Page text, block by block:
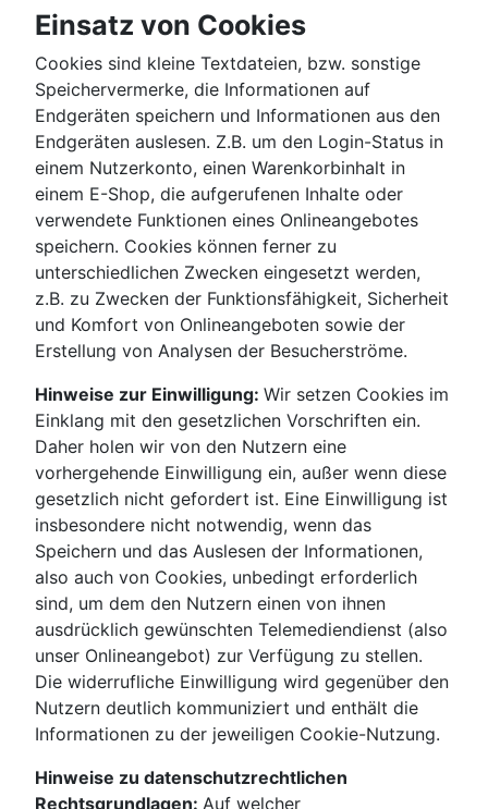
Einsatz von Cookies
Cookies sind kleine Textdateien, bzw. sonstige
Speichervermerke, die Informationen auf
Endgeräten speichern und Informationen aus den
Endgeräten auslesen. Z.B. um den Login-Status in
einem Nutzerkonto, einen Warenkorbinhalt in
einem E-Shop, die aufgerufenen Inhalte oder
verwendete Funktionen eines Onlineangebotes
speichern. Cookies können ferner zu
unterschiedlichen Zwecken eingesetzt werden,
z.B. zu Zwecken der Funktionsfähigkeit, Sicherheit
und Komfort von Onlineangeboten sowie der
Erstellung von Analysen der Besucherströme.
Hinweise zur Einwilligung: Wir setzen Cookies im
Einklang mit den gesetzlichen Vorschriften ein.
Daher holen wir von den Nutzern eine
vorhergehende Einwilligung ein, außer wenn diese
gesetzlich nicht gefordert ist. Eine Einwilligung ist
insbesondere nicht notwendig, wenn das
Speichern und das Auslesen der Informationen,
also auch von Cookies, unbedingt erforderlich
sind, um dem den Nutzern einen von ihnen
ausdrücklich gewünschten Telemediendienst (also
unser Onlineangebot) zur Verfügung zu stellen.
Die widerrufliche Einwilligung wird gegenüber den
Nutzern deutlich kommuniziert und enthält die
Informationen zu der jeweiligen Cookie-Nutzung.
Hinweise zu datenschutzrechtlichen
Rechtsgrundlagen: Auf welcher